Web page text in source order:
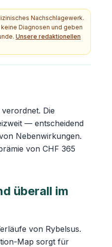
Nachschlagewerk.
Diagnosen und geben
Unsere redaktionellen
Die
— entscheidend
Nebenwirkungen.
von CHF 365
überall im
von Rybelsus.
Map sorgt für